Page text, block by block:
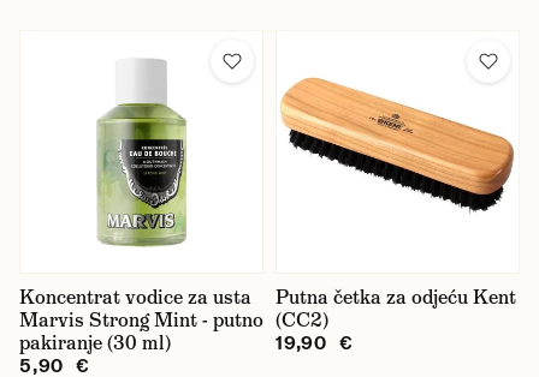
Koncentrat vodice za usta
Marvis Strong Mint - putno
pakiranje (30 ml)
5,90 €
Putna četka za odjeću Kent
(CC2)
19,90 €